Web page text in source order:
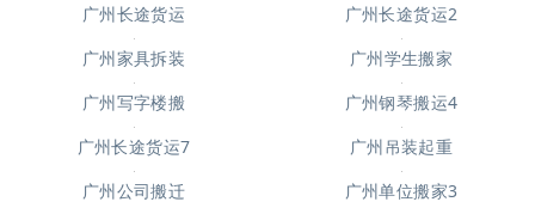
广州长途货运
广州长途货运2
广州家具拆装
广州学生搬家
广州写字楼搬
广州钢琴搬运4
广州长途货运7
广州吊装起重
广州公司搬迁
广州单位搬家3